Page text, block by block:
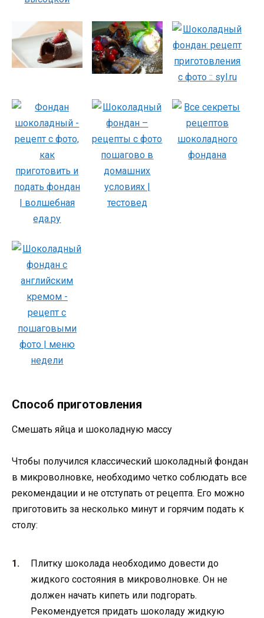
Способ приготовления
Смешать яйца и шоколадную массу
Чтобы получился классический шоколадный фондан
в микроволновке, необходимо четко соблюдать все
рекомендации и не отступать от рецепта. Его можно
приготовить за несколько минут и горячим подать к
столу:
Плитку шоколада необходимо довести до
жидкого состояния в микроволновке. Он не
должен начать кипеть или подгорать.
Рекомендуется придать шоколаду жидкую